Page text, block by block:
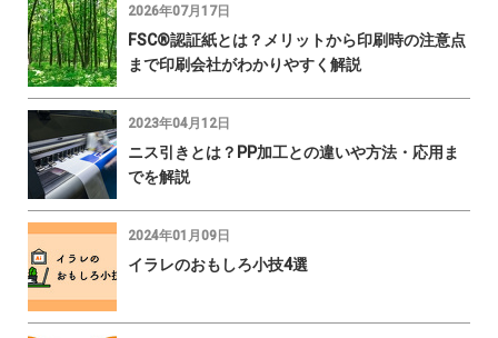
2026年07月17日
FSC®認証紙とは？メリットから印刷時の注意点
まで印刷会社がわかりやすく解説
2023年04月12日
ニス引きとは？PP加工との違いや方法・応用ま
でを解説
2024年01月09日
イラレのおもしろ小技4選